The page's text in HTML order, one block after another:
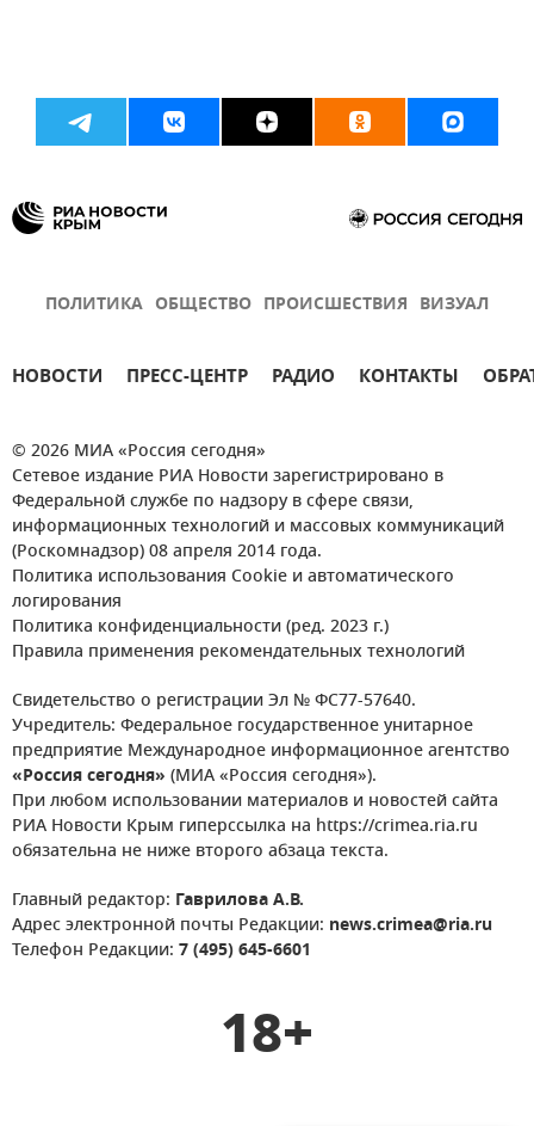
ПОЛИТИКА ОБЩЕСТВО ПРОИСШЕСТВИЯ ВИЗУАЛ
НОВОСТИ ПРЕСС-ЦЕНТР РАДИО КОНТАКТЫ
© 2026 МИА «Россия сегодня»
Сетевое издание РИА Новости зарегистрировано в
Федеральной службе по надзору в сфере связи,
информационных технологий и массовых коммуникаций
(Роскомнадзор) 08 апреля 2014 года.
Политика использования Cookie и автоматического
логирования
Политика конфиденциальности (ред. 2023 г.)
Правила применения рекомендательных технологий
Свидетельство о регистрации Эл № ФС77-57640.
Учредитель: Федеральное государственное унитарное
предприятие Международное информационное агентство
«Россия сегодня» (МИА «Россия сегодня»).
При любом использовании материалов и новостей сайта
РИА Новости Крым гиперссылка на https://crimea.ria.ru
обязательна не ниже второго абзаца текста.
Главный редактор: Гаврилова А.В.
Адрес электронной почты Редакции: news.crimea@ria.ru
Телефон Редакции: 7 (495) 645-6601
18+